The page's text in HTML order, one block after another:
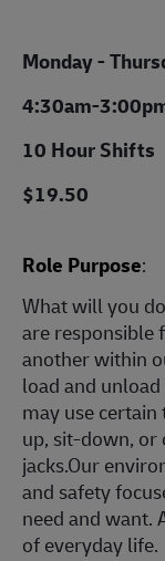
Monday -
4:30am-
10 Hour Shifts
$19.50
Role Purpose:
What will you
are responsible
another within
load and
may use
up, sit-down,
jacks.Our
and safety
need and want.
of everyday life.